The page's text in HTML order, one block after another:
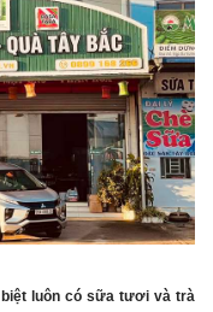
luôn có sữa tươi và trà